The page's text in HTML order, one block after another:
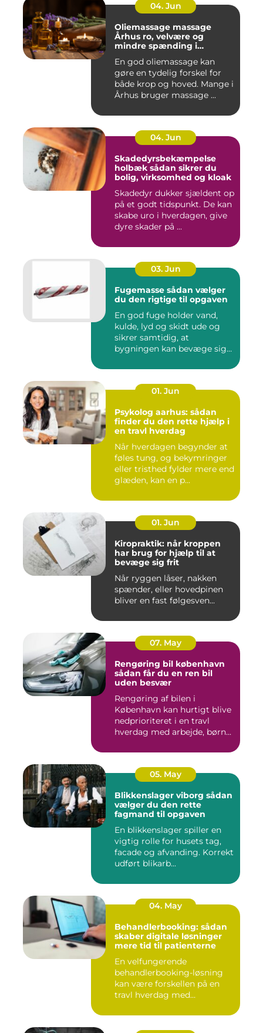
04. Jun
Oliemassage massage
Århus ro, velvære og
mindre spænding i
En god oliemassage kan
gøre en tydelig forskel for
både krop og hoved. Mange i
Århus bruger massage ...
04. Jun
Skadedyrsbekæmpelse
holbæk sådan sikrer du
bolig, virksomhed og kloak
Skadedyr dukker sjældent op
på et godt tidspunkt. De kan
skabe uro i hverdagen, give
dyre skader på ...
03. Jun
Fugemasse sådan vælger
du den rigtige til opgaven
En god fuge holder vand,
kulde, lyd og skidt ude og
sikrer samtidig, at
bygningen kan bevæge sig
01. Jun
Psykolog aarhus: sådan
finder du den rette hjælp i
en travl hverdag
Når hverdagen begynder at
føles tung, og bekymringer
eller tristhed fylder mere end
glæden, kan en p...
01. Jun
Kiropraktik: når kroppen
har brug for hjælp til at
bevæge sig frit
Når ryggen låser, nakken
spænder, eller hovedpinen
bliver en fast følgesven...
07. May
Rengøring bil københavn
sådan får du en ren bil
uden besvær
Rengøring af bilen i
København kan hurtigt blive
nedprioriteret i en travl
hverdag med arbejde, børn...
05. May
Blikkenslager viborg sådan
vælger du den rette
fagmand til opgaven
En blikkenslager spiller en
vigtig rolle for husets tag,
facade og afvanding. Korrekt
udført blikarb...
04. May
Behandlerbooking: sådan
skaber digitale løsninger
mere tid til patienterne
En velfungerende
behandlerbooking-løsning
kan være forskellen på en
travl hverdag med